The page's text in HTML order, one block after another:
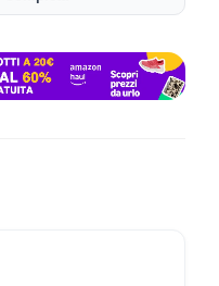
set iconici per grandi